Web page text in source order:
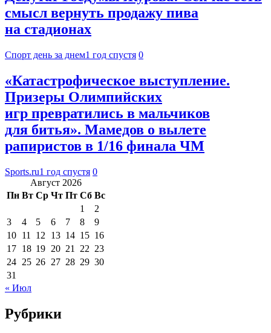
смысл вернуть продажу пива
на стадионах
Спорт день за днем1 год спустя 0
«Катастрофическое выступление.
Призеры Олимпийских
игр превратились в мальчиков
для битья». Мамедов о вылете
рапиристов в 1/16 финала ЧМ
Sports.ru1 год спустя 0
Август 2026
Пн Вт Ср Чт Пт Сб Вс
1
2
3
4 5 6 7 8
9
10 11 12 13 14 15 16
17 18 19 20 21 22 23
24 25 26 27 28 29 30
31
« Июл
Рубрики